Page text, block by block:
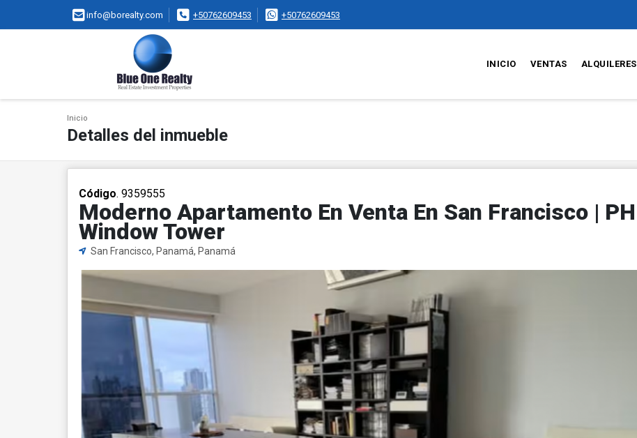
info@borealty.com +50762609453 +50762609453
INICIO VENTAS ALQUILERES
Inicio
Detalles del inmueble
Código. 9359555
Moderno Apartamento En Venta En San Francisco | PH
Window Tower
San Francisco, Panamá, Panamá